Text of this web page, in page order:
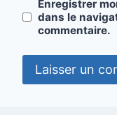
Enregistrer
dans le
commentaire.